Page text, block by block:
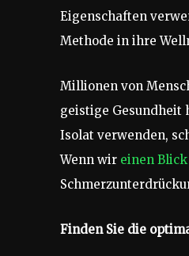
Eigenschaften
Methode in ihre
Millionen von
geistige Gesundheit
Isolat verwenden,
Wenn wir einen
Finden Sie die